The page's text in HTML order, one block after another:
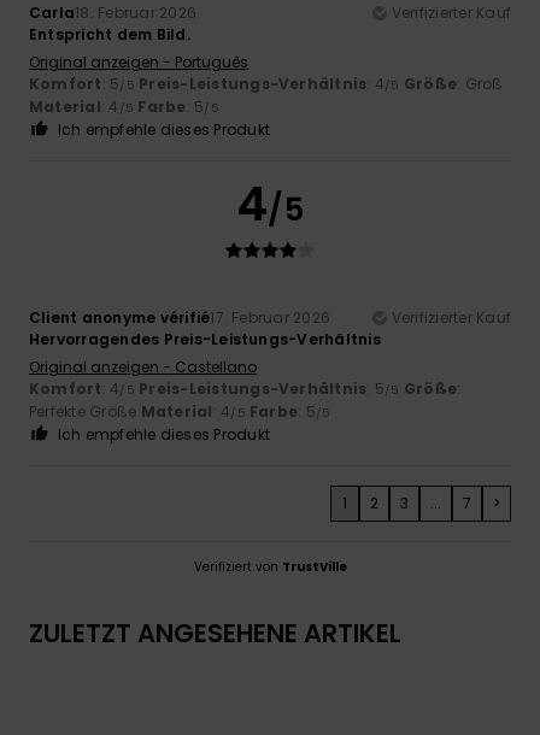
Carla18. Februar 2026
Verifizierter Kauf
Entspricht dem Bild.
Original anzeigen - Português
Komfort: 5/5 Preis-Leistungs-Verhältnis: 4/5 Größe: Groß
Material: 4 /5 Farbe: 5/5
Ich empfehle dieses Produkt
4/5
Client anonyme vérifié17. Februar 2026
Verifizierter Kauf
Hervorragendes Preis-Leistungs-Verhältnis
Original anzeigen - Castellano
Komfort: 4/5 Preis-Leistungs-Verhältnis: 5/5 Größe:
Perfekte Größe Material: 4/5 Farbe: 5/5
Ich empfehle dieses Produkt
1 2 3 ... 7 >
Verifiziert von TrustVille
ZULETZT ANGESEHENE ARTIKEL